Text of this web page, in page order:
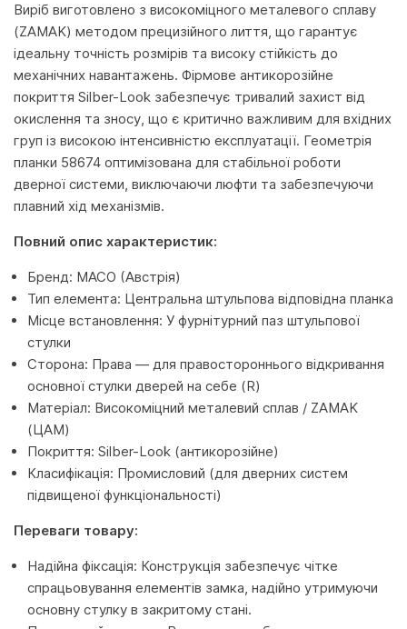
Виріб виготовлено з високоміцного металевого сплаву
(ZAMAK) методом прецизійного лиття, що гарантує
ідеальну точність розмірів та високу стійкість до
механічних навантажень. Фірмове антикорозійне
покриття Silber-Look забезпечує тривалий захист від
окислення та зносу, що є критично важливим для вхідних
груп із високою інтенсивністю експлуатації. Геометрія
планки 58674 оптимізована для стабільної роботи
дверної системи, виключаючи люфти та забезпечуючи
плавний хід механізмів.
Повний опис характеристик:
Бренд: MACO (Австрія)
Тип елемента: Центральна штульпова відповідна планка
Місце встановлення: У фурнітурний паз штульпової
стулки
Сторона: Права — для правостороннього відкривання
основної стулки дверей на себе (R)
Матеріал: Високоміцний металевий сплав / ZAMAK
(ЦАМ)
Покриття: Silber-Look (антикорозійне)
Класифікація: Промисловий (для дверних систем
підвищеної функціональності)
Переваги товару:
Надійна фіксація: Конструкція забезпечує чітке
спрацьовування елементів замка, надійно утримуючи
основну стулку в закритому стані.